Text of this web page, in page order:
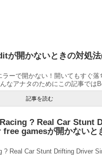
が開かないときの対処
ーで開かない！開いてもすぐ落
なアナタのためにこの記事では
記事を読む
? Real Car Stunt
gamesが開かないと
? Real Car Stunt Drifting Driver